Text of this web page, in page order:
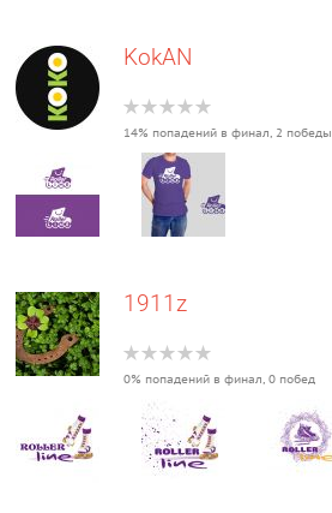
KokAN
14% попадений в финал, 2 победы
1911z
0% попадений в финал, 0 побед